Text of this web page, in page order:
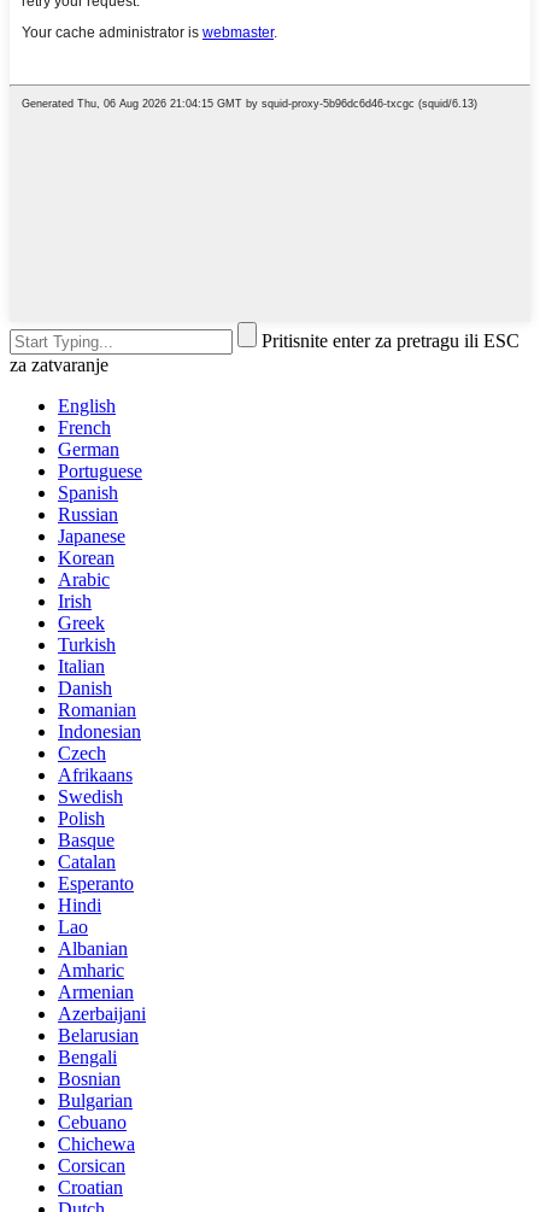
Pritisnite enter za pretragu ili ESC
za zatvaranje
English
French
German
Portuguese
Spanish
Russian
Japanese
Korean
Arabic
Irish
Greek
Turkish
Italian
Danish
Romanian
Indonesian
Czech
Afrikaans
Swedish
Polish
Basque
Catalan
Esperanto
Hindi
Lao
Albanian
Amharic
Armenian
Azerbaijani
Belarusian
Bengali
Bosnian
Bulgarian
Cebuano
Chichewa
Corsican
Croatian